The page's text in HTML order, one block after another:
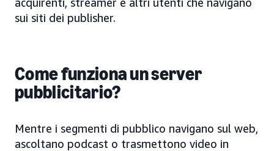
sui siti dei publisher.
Come funziona un server
pubblicitario?
Mentre i segmenti di pubblico navigano sul web,
ascoltano podcast o trasmettono video in